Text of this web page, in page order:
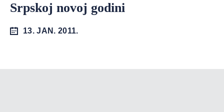
Srpskoj novoj godini
13. JAN. 2011.